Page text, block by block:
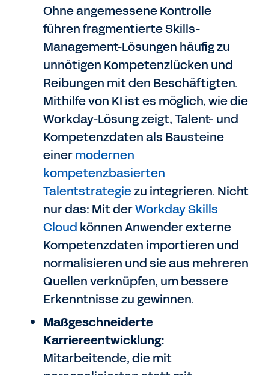
Ohne angemessene Kontrolle
führen fragmentierte Skills-
Management-Lösungen häufig zu
unnötigen Kompetenzlücken und
Reibungen mit den Beschäftigten.
Mithilfe von KI ist es möglich, wie die
Workday-Lösung zeigt, Talent- und
Kompetenzdaten als Bausteine
einermodernen
kompetenzbasierten
Talentstrategiezu integrieren. Nicht
nur das: Mit derWorkday Skills
Cloud können Anwender externe
Kompetenzdaten importieren und
normalisieren und sie aus mehreren
Quellen verknüpfen, um bessere
Erkenntnisse zu gewinnen.
Maßgeschneiderte
Karriereentwicklung:
Mitarbeitende, die mit